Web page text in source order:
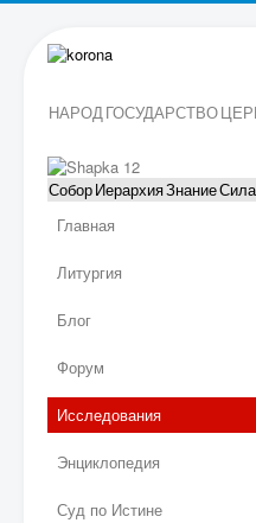
НАРОДГОСУДАРСТВО
СоборИерархияЗнаниеСила
Главная
Литургия
Блог
Форум
Исследования
Энциклопедия
Суд по Истине